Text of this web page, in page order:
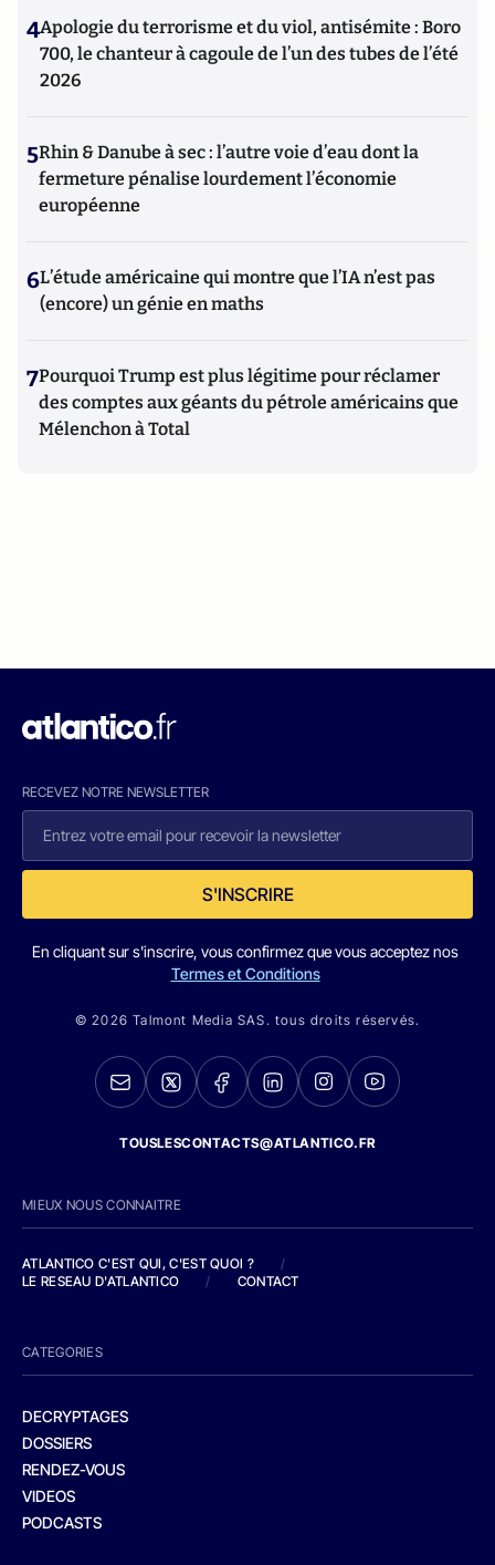
4Apologie du terrorisme et du viol, antisémite : Boro
700, le chanteur à cagoule de l’un des tubes de l’été
2026
5Rhin & Danube à sec : l’autre voie d’eau dont la
fermeture pénalise lourdement l’économie
européenne
6L’étude américaine qui montre que l’IA n’est pas
(encore) un génie en maths
7Pourquoi Trump est plus légitime pour réclamer
des comptes aux géants du pétrole américains que
Mélenchon à Total
RECEVEZ NOTRE NEWSLETTER
S'INSCRIRE
En cliquant sur s'inscrire, vous confirmez que vous acceptez nos
Termes et Conditions
© 2026 Talmont Media SAS. tous droits réservés.
TOUSLESCONTACTS@ATLANTICO.FR
MIEUX NOUS CONNAITRE
ATLANTICO C'EST QUI, C'EST QUOI ?
/
LE RESEAU D'ATLANTICO
/ CONTACT
CATEGORIES
DECRYPTAGES
DOSSIERS
RENDEZ-VOUS
VIDEOS
PODCASTS